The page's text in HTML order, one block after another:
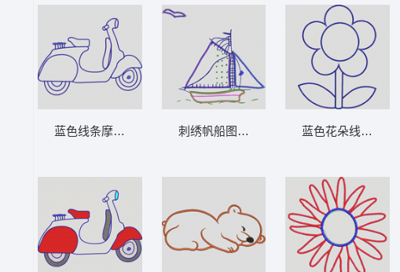
蓝色线条摩托车图案 卡通童装章标贴布 刺绣帆船图案 卡通童装章标贴布